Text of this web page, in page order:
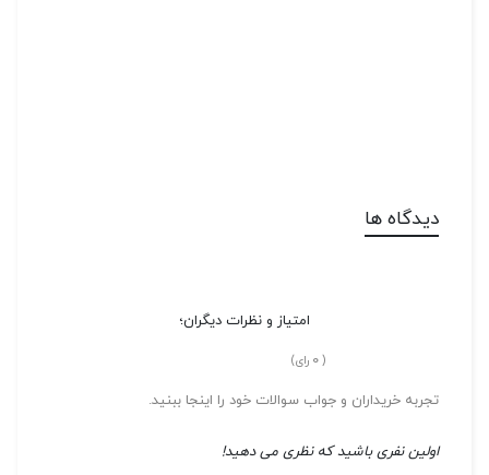
دیدگاه ها
امتیاز و نظرات دیگران؛
(
0 رای)
تجربه خریداران و جواب سوالات خود را اینجا ببنید.
اولین نفری باشید که نظری می دهید!